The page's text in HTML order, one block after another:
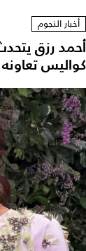
أخبار النجوم
أحمد رزق
كواليس